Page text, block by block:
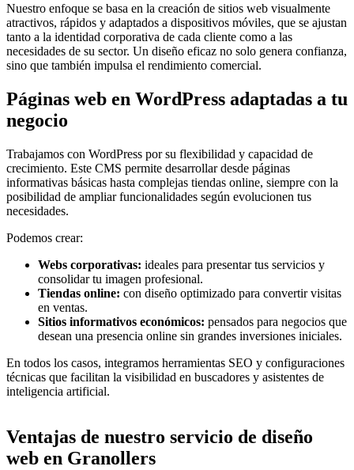
Nuestro enfoque se basa en la creación de sitios web visualmente
atractivos, rápidos y adaptados a dispositivos móviles, que se ajustan
tanto a la identidad corporativa de cada cliente como a las
necesidades de su sector. Un diseño eficaz no solo genera confianza,
sino que también impulsa el rendimiento comercial.
Páginas web en WordPress adaptadas a tu
negocio
Trabajamos con WordPress por su flexibilidad y capacidad de
crecimiento. Este CMS permite desarrollar desde páginas
informativas básicas hasta complejas tiendas online, siempre con la
posibilidad de ampliar funcionalidades según evolucionen tus
necesidades.
Podemos crear:
Webs corporativas: ideales para presentar tus servicios y
consolidar tu imagen profesional.
Tiendas online: con diseño optimizado para convertir visitas
en ventas.
Sitios informativos económicos: pensados para negocios que
desean una presencia online sin grandes inversiones iniciales.
En todos los casos, integramos herramientas SEO y configuraciones
técnicas que facilitan la visibilidad en buscadores y asistentes de
inteligencia artificial.
Ventajas de nuestro servicio de diseño
web en Granollers